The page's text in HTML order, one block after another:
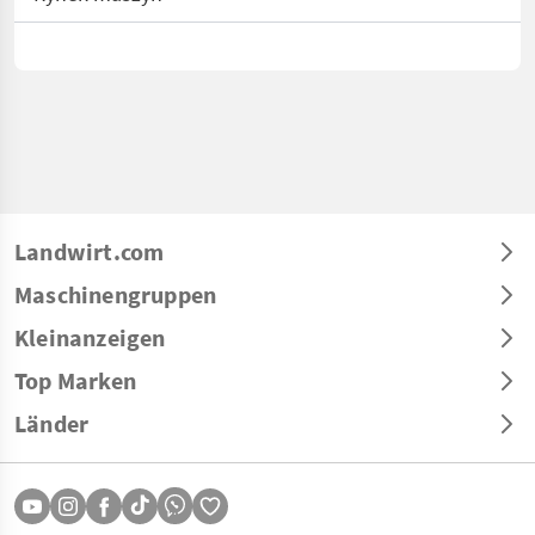
Landwirt.com
Maschinengruppen
Kleinanzeigen
Top Marken
Länder